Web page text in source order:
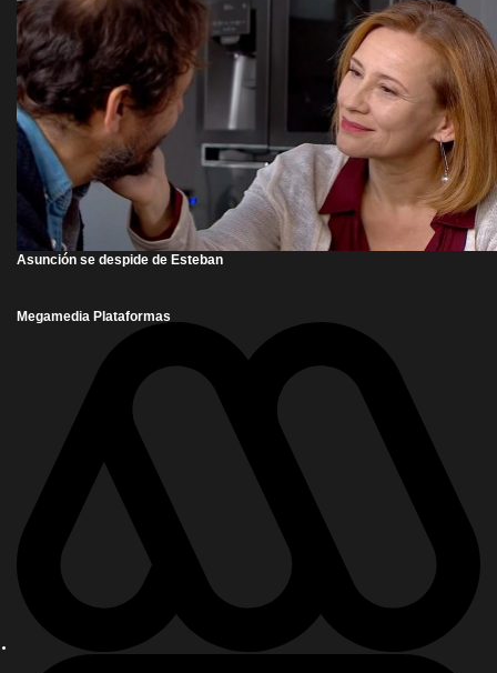
Asunción se despide de Esteban
Megamedia Plataformas